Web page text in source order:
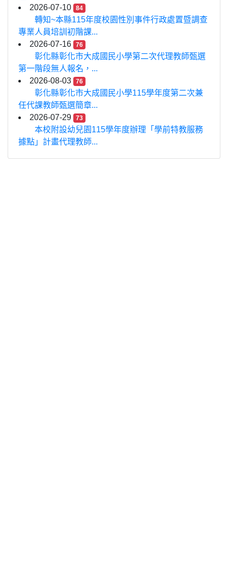
2026-07-10
84
轉知~本縣115年度校園性別事件行政處置暨調查
專業人員培訓初階課...
2026-07-16
76
彰化縣彰化市大成國民小學第二次代理教師甄選
第一階段無人報名，...
2026-08-03
76
彰化縣彰化市大成國民小學115學年度第二次兼
任代課教師甄選簡章...
2026-07-29
73
本校附設幼兒園115學年度辦理「學前特教服務
據點」計畫代理教師...